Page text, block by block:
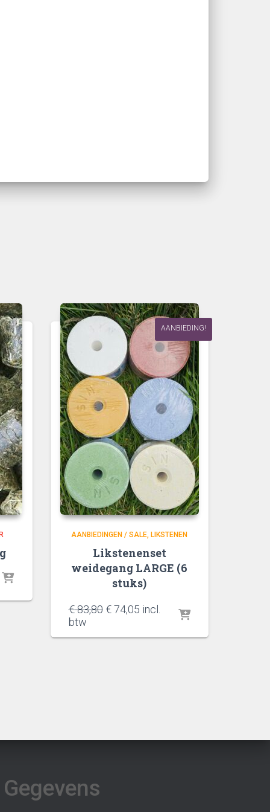
AANBIEDING!
AANBIEDINGEN / SALE LIKSTENEN
Likstenenset
weidegang LARGE (6
stuks)
€83,80 Oorspronkelijke
€74,05Huidige
incl.
btw
Gegevens